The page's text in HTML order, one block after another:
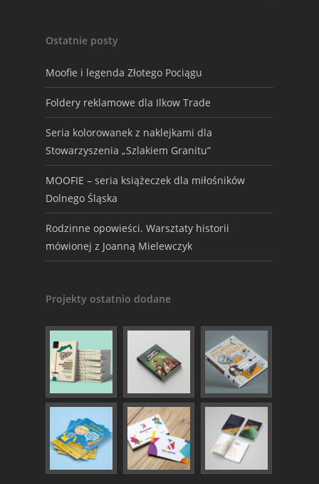
Ostatnie posty
Moofie i legenda Złotego Pociągu
Foldery reklamowe dla Ilkow Trade
Seria kolorowanek z naklejkami dla
Stowarzyszenia „Szlakiem Granitu”
MOOFIE – seria książeczek dla miłośników
Dolnego Śląska
Rodzinne opowieści. Warsztaty historii
mówionej z Joanną Mielewczyk
Projekty ostatnio dodane